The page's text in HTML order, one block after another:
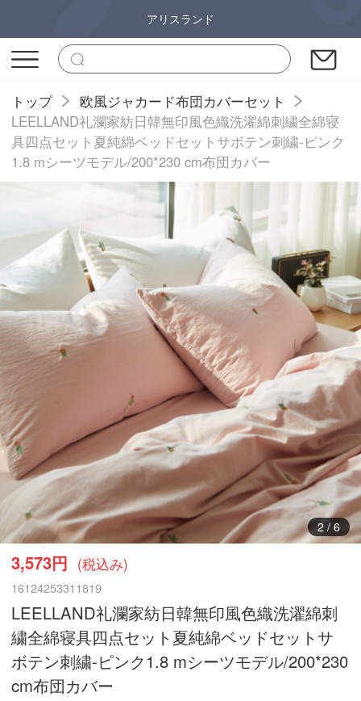
アリスランド
トップ
欧風ジャカード布団カバーセット
LEELLAND礼瀾家紡日韓無印風色織洗濯綿刺繍全綿寝
具四点セット夏純綿ベッドセットサボテン刺繍-ピンク
1.8 mシーツモデル/200*230 cm布団カバー
3/ 6
3,573円 (税込み)
16124253311819
LEELLAND礼瀾家紡日韓無印風色織洗濯綿刺
繍全綿寝具四点セット夏純綿ベッドセットサ
ボテン刺繍-ピンク1.8 mシーツモデル/200*230
cm布団カバー